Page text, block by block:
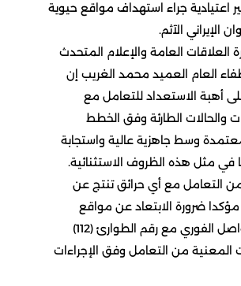
غير اعتيادية جراء استهداف مواقع حيوية
الإيراني الآثم.
العلاقات العامة والإعلام المتحدث
العام العميد محمد الغريب إن
أهبة الاستعداد للتعامل مع
والحالات الطارئة وفق الخطط
وسط جاهزية عالية واستجابة
في مثل هذه الظروف الاستثنائية.
التعامل مع أي حرائق تنتج عن
ضرورة الابتعاد عن مواقع
الحوادث والتواصل الفوري مع رقم الطوارئ (112)
المعنية من التعامل وفق الإجراءات